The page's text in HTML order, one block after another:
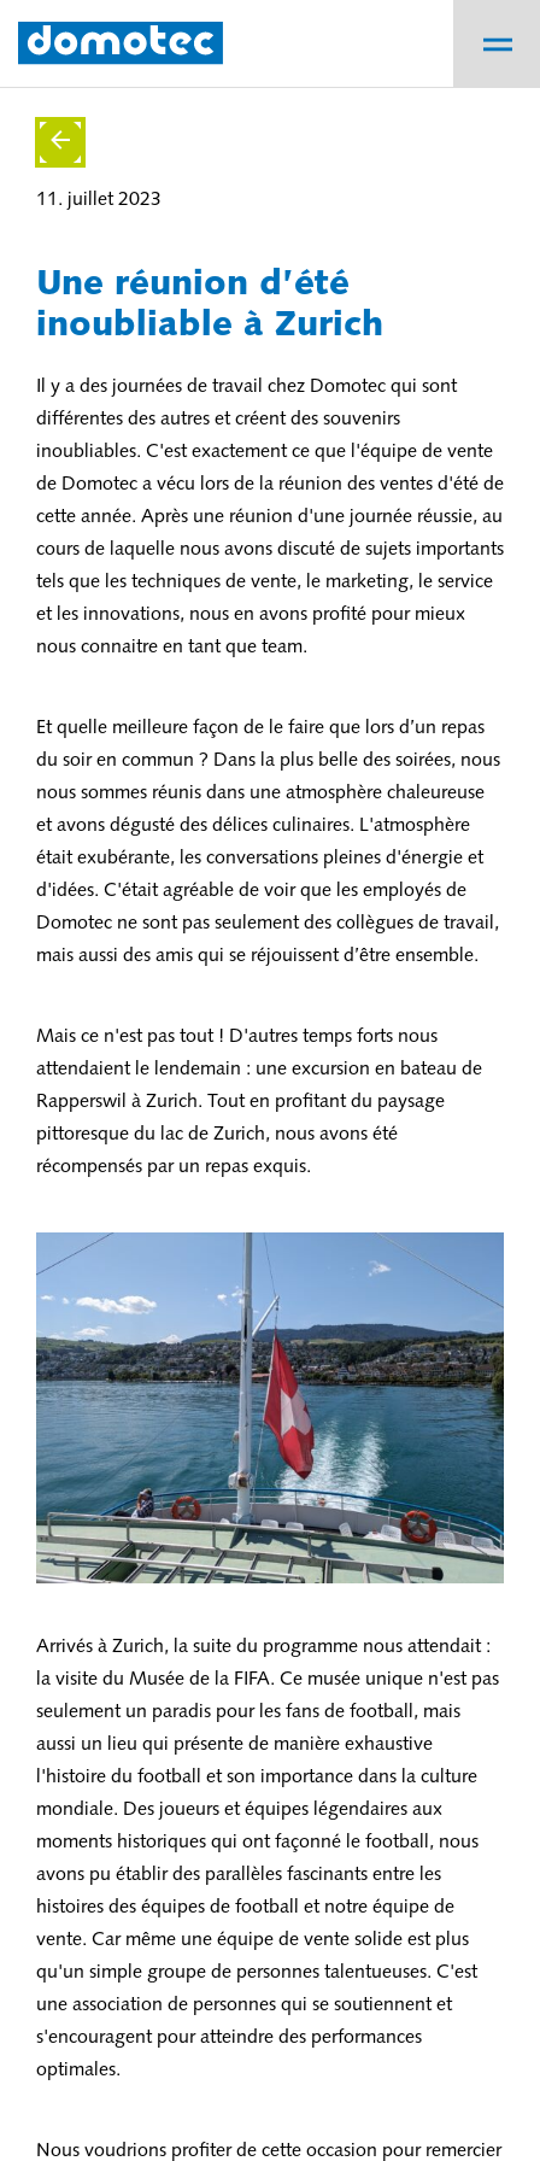
11. juillet 2023
Une réunion d’été
inoubliable à Zurich
Il y a des journées de travail chez Domotec qui sont
différentes des autres et créent des souvenirs
inoubliables. C'est exactement ce que l'équipe de vente
de Domotec a vécu lors de la réunion des ventes d'été de
cette année. Après une réunion d'une journée réussie, au
cours de laquelle nous avons discuté de sujets importants
tels que les techniques de vente, le marketing, le service
et les innovations, nous en avons profité pour mieux
nous connaitre en tant que team.
Et quelle meilleure façon de le faire que lors d’un repas
du soir en commun ? Dans la plus belle des soirées, nous
nous sommes réunis dans une atmosphère chaleureuse
et avons dégusté des délices culinaires. L'atmosphère
était exubérante, les conversations pleines d'énergie et
d'idées. C'était agréable de voir que les employés de
Domotec ne sont pas seulement des collègues de travail,
mais aussi des amis qui se réjouissent d’être ensemble.
Mais ce n'est pas tout ! D'autres temps forts nous
attendaient le lendemain : une excursion en bateau de
Rapperswil à Zurich. Tout en profitant du paysage
pittoresque du lac de Zurich, nous avons été
récompensés par un repas exquis.
Arrivés à Zurich, la suite du programme nous attendait :
la visite du Musée de la FIFA. Ce musée unique n'est pas
seulement un paradis pour les fans de football, mais
aussi un lieu qui présente de manière exhaustive
l'histoire du football et son importance dans la culture
mondiale. Des joueurs et équipes légendaires aux
moments historiques qui ont façonné le football, nous
avons pu établir des parallèles fascinants entre les
histoires des équipes de football et notre équipe de
vente. Car même une équipe de vente solide est plus
qu'un simple groupe de personnes talentueuses. C'est
une association de personnes qui se soutiennent et
s'encouragent pour atteindre des performances
optimales.
Nous voudrions profiter de cette occasion pour remercier